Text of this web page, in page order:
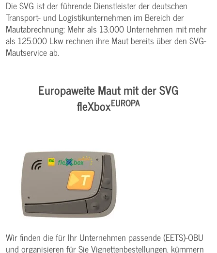
Die SVG ist der führende Dienstleister der deutschen
Transport- und Logistikunternehmen im Bereich der
Mautabrechnung: Mehr als 13.000 Unternehmen mit mehr
als 125.000 Lkw rechnen ihre Maut bereits über den SVG-
Mautservice ab.
Europaweite Maut mit der SVG
fleXboxEUROPA
Wir finden die für Ihr Unternehmen passende (EETS)-OBU
und organisieren für Sie Vignettenbestellungen, kümmern